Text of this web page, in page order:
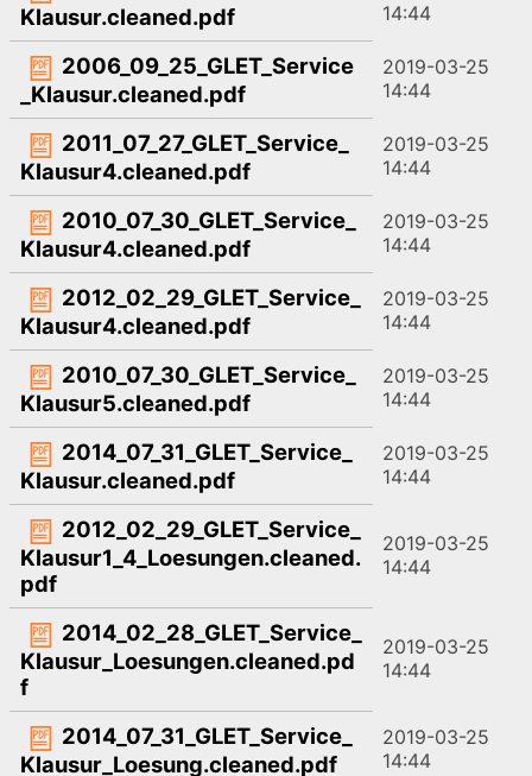
Klausur.cleaned.pdf
14:44
2006_09_25_GLET_Service
_Klausur.cleaned.pdf
2019-03-25
14:44
2011_07_27_GLET_Service_
Klausur4.cleaned.pdf
2019-03-25
14:44
2010_07_30_GLET_Service_
Klausur4.cleaned.pdf
2019-03-25
14:44
2012_02_29_GLET_Service_
Klausur4.cleaned.pdf
2019-03-25
14:44
2010_07_30_GLET_Service_
Klausur5.cleaned.pdf
2019-03-25
14:44
2014_07_31_GLET_Service_
Klausur.cleaned.pdf
2019-03-25
14:44
2012_02_29_GLET_Service_
Klausur1_4_Loesungen.cleaned.
pdf
2019-03-25
14:44
2014_02_28_GLET_Service_
Klausur_Loesungen.cleaned.pd
f
2019-03-25
14:44
2014_07_31_GLET_Service_
Klausur_Loesung.cleaned.pdf
2019-03-25
14:44